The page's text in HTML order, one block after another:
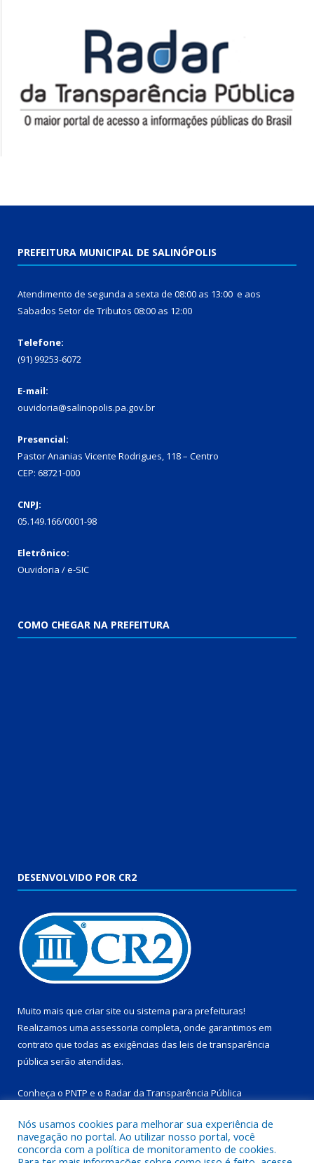
PREFEITURA MUNICIPAL DE SALINÓPOLIS
Atendimento de segunda a sexta de 08:00 as 13:00 e aos
Sabados Setor de Tributos 08:00 as 12:00
Telefone:
(91) 99253-6072
E-mail:
ouvidoria@salinopolis.pa.gov.br
Presencial:
Pastor Ananias Vicente Rodrigues, 118 – Centro
CEP: 68721-000
CNPJ:
05.149.166/0001-98
Eletrônico:
Ouvidoria / e-SIC
COMO CHEGAR NA PREFEITURA
DESENVOLVIDO POR CR2
Muito mais que criar site ou sistema para prefeituras!
Realizamos uma assessoria completa, onde garantimos em
contrato que todas as exigências das leis de transparência
pública serão atendidas.
Conheça o PNTP e o Radar da Transparência Pública
Nós usamos cookies para melhorar sua experiência de
navegação no portal. Ao utilizar nosso portal, você
concorda com a política de monitoramento de cookies.